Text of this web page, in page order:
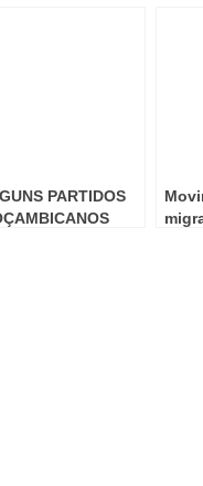
PARTIDOS